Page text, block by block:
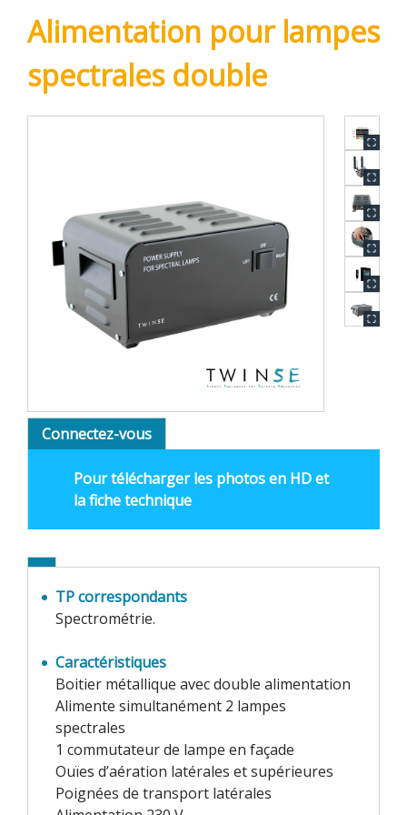
Alimentation pour lampes
spectrales double
Connectez-vous
Pour télécharger les photos en HD et
la fiche technique
TP correspondants
Spectrométrie.
Caractéristiques
Boitier métallique avec double alimentation
Alimente simultanément 2 lampes
spectrales
1 commutateur de lampe en façade
Ouïes d’aération latérales et supérieures
Poignées de transport latérales